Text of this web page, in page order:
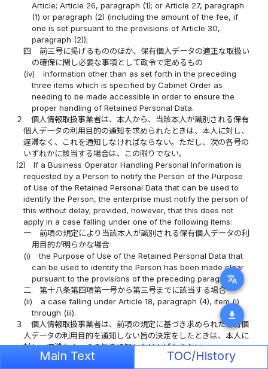
translate
download
Article; Article 26, paragraph (1); or Article 27, paragraph
(1) or paragraph (2) (including the amount of the fee, if
one is set pursuant to the provisions of Article 30,
paragraph (2));
四
前三号に掲げるもののほか、保有個人データの適正な取扱い
の確保に関し必要な事項として政令で定めるもの
(iv)
information other than as set forth in the preceding
three items which is specified by Cabinet Order as
needing to be made accessible in order to ensure the
proper handling of Retained Personal Data.
２
個人情報取扱事業者は、本人から、当該本人が識別される保有
個人データの利用目的の通知を求められたときは、本人に対し、
遅滞なく、これを通知しなければならない。ただし、次の各号の
いずれかに該当する場合は、この限りでない。
(2)
If a Business Operator Handling Personal Information is
requested by a Person to notify the Person of the Purpose
of Use of the Retained Personal Data that can be used to
identify the Person, the enterprise must notify the person of
this without delay; provided, however, that this does not
apply in a case falling under one of the following items:
一
前項の規定により当該本人が識別される保有個人データの利
用目的が明らかな場合
(i)
the Purpose of Use of the Retained Personal Data that
can be used to identify the Person has been made clear
pursuant to the provisions of the preceding paragraph;
二
第十八条第四項第一号から第三号までに該当する場合
(ii)
a case falling under Article 18, paragraph (4), item (i)
through (iii).
３
個人情報取扱事業者は、前項の規定に基づき求められた保有個
人データの利用目的を通知しない旨の決定をしたときは、本人に
対し、遅滞なく、その旨を通知しなければならない。
If a Business Operator Handling Personal Information
Main Text TOC/History